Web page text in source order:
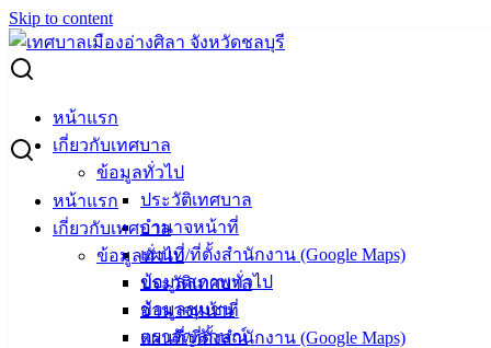
Skip to content
หน้าแรก
เกี่ยวกับเทศบาล
ข้อมูลทั่วไป
ประวัติเทศบาล
อำนาจหน้าที่
แผนที่/ที่ตั้งสำนักงาน (Google Maps)
ข้อมูลสภาพทั่วไป
ข้อมูลชุมชน
ตราสัญลักษณ์
หน้าแรก
เกี่ยวกับเทศบาล
ข้อมูลทั่วไป
ประวัติเทศบาล
อำนาจหน้าที่
แผนที่/ที่ตั้งสำนักงาน (Google Maps)
Search for:
ท่านผู้หญิงสิริกิติยา เจนเซน ศึกษาดูงานประวัติศาสตร์ท้องถิ่น
พิพิธภัณฑ์ฯ 72 พรรษา มหาราช
ท่านผู้หญิงสิริกิติยา เจนเซน ศึกษาดูงาน
ประวัติศาสตร์ท้องถิ่น พิพิธภัณฑ์ฯ 72
พรรษา มหาราช
มีนาคม 12, 2026มีนาคม 19, 2026
vichakarn